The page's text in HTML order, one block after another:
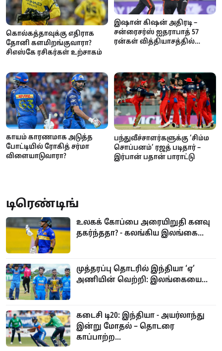
கொல்கத்தாவுக்கு எதிராக
தோனி களமிறங்குவாரா?
சிஎஸ்கே ரசிகர்கள் உற்சாகம்
இஷான் கிஷன் அதிரடி –
சன்ரைசர்ஸ் ஐதராபாத் 57
ரன்கள் வித்தியாசத்தில்
காயம் காரணமாக அடுத்த
போட்டியில் ரோகித் சர்மா
விளையாடுவாரா?
பந்துவீச்சாளர்களுக்கு ‘சிம்ம
சொப்பனம்’ ரஜத் படிதார் –
இர்பான் பதான் பாராட்டு
டிரெண்டிங்
உலகக் கோப்பை அரையிறுதி கனவு
தகர்ந்ததா? - கலங்கிய இலங்கை...
முத்தரப்பு தொடரில் இந்தியா ‘ஏ’
அணியின் வெற்றி: இலங்கையை...
கடைசி டி20: இந்தியா - அயர்லாந்து
இன்று மோதல் – தொடரை
காப்பாற்ற...